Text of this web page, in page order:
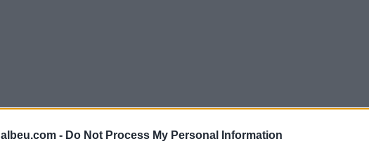
albeu.com - Do Not Process My Personal Information